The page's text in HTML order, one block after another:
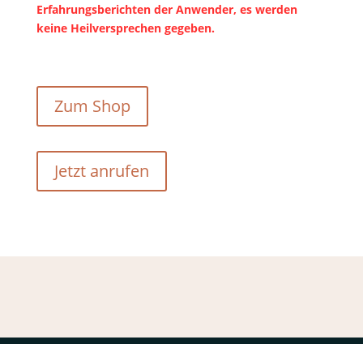
Erfahrungsberichten der Anwender, es werden
keine Heilversprechen gegeben.
Zum Shop
Jetzt anrufen